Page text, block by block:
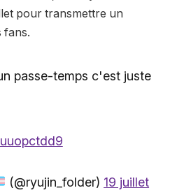
pour transmettre un
fans.
passe-temps c'est juste
(@ryujin_folder) 19 juillet